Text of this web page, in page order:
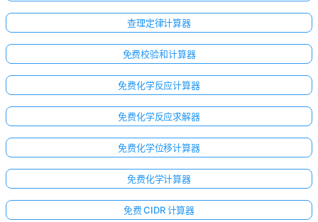
查理定律计算器
免费校验和计算器
免费化学反应计算器
免费化学反应求解器
免费化学位移计算器
免费化学计算器
免费 CIDR 计算器